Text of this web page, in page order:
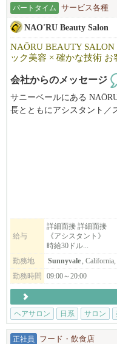
流行の最先端とも評される
そんな社風や条件が揃って
日本国内で活躍された後、
スタッフも多数！
◆◇不安を感じさせない店
202​5年も​3店舗の出店を実
い​ます！
活躍中！
◆◇ビザ取得に際し、経験
応募・面接時に詳細のお話
が、
ご自身の経験を活かせ、実
です！
味・食材を含めクオリティ
パートタイム サービス各種
NAO'RU Beauty Salon
NAŌRU BEAUTY
ック美容 × 確かな技術 お
会社からのメッセージ
サニーベールにある
長とともにアシスタント／
・アシスタント
・ボディマッサージセラピ
こんな方をお待ちしていま
・美容師免許（日本または
のある方
・東洋医学や自然派美容に
・一人ひとりのお客様と丁
給与
詳細面接 詳細面接
《アシスタント》
時給30ドル...
勤務地
Sunnyvale,
勤務時間
09:00～20:00
ヘアサロン
日系 サロン
正社員 フード・飲食店